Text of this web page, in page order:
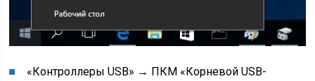
«Контроллеры USB» → ПКМ «Корневой USB-